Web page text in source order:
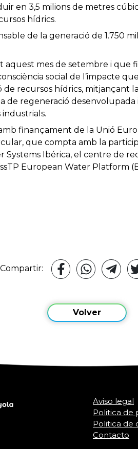
en 3,5 milions de metres
hídrics.
de la generació de 1.750
aquest mes de setembre i que
social de l’impacte
recursos hídrics, mitjançant
de regeneració
finançament de la Unió
que compta amb la
Systems Ibérica, el centre de
European Water Platform
Compartir:
Volver
Aviso legal
Politica de
Politica de
Contacto